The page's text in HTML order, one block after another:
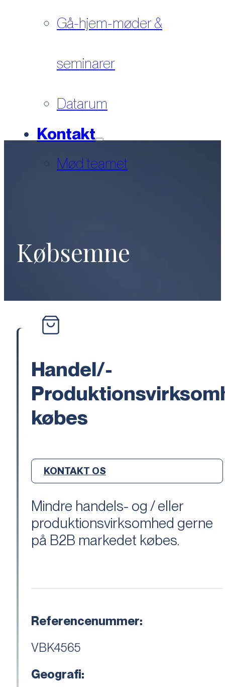
Gå-hjem-møder &
seminarer
Datarum
Kontakt
Mød teamet
Købsemne
Handel/-
købes
KONTAKT OS
Mindre handels- og / eller
produktionsvirksomhed gerne
på B2B markedet købes.
Referencenummer:
VBK4565
Geografi: